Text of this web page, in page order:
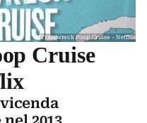
Trainwreck Poop Cruise - Netflix
Cruise